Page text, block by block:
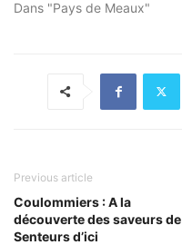
Dans "Pays de Meaux"
Previous article
Coulommiers : A la
découverte des saveurs de
Senteurs d’ici